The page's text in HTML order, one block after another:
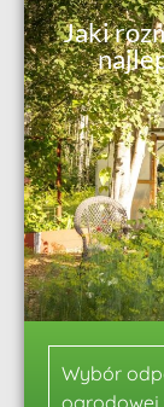
Jaki
Wybór